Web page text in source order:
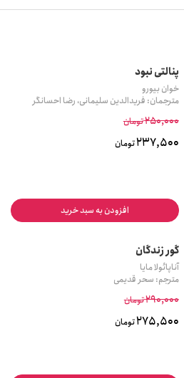
پنالتی نبود
خوان بیورو
مترجمان: فریدالدین سلیمانی، رضا احسانگر
250,000تومان
237,500تومان
افزودن به سبد خرید
گور زندگان
آناپائولا مایا
مترجم: سحر قدیمی
290,000تومان
275,500تومان